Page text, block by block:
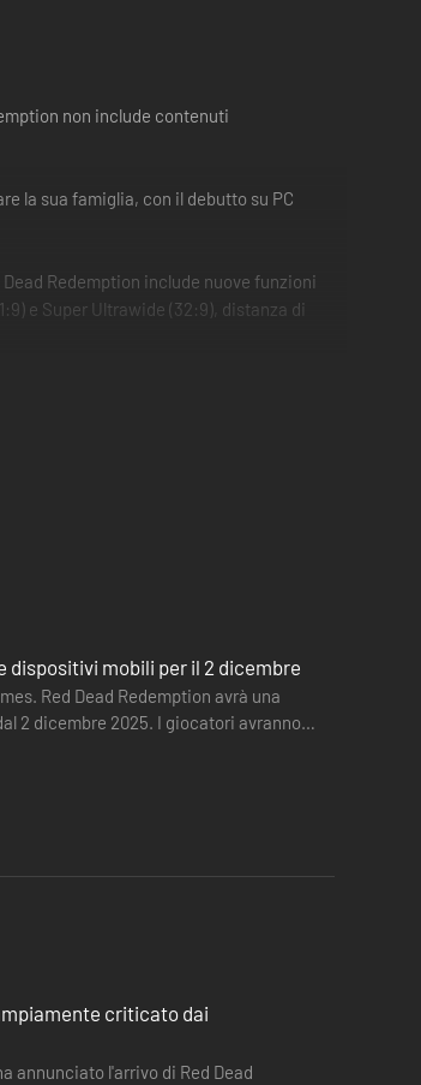
non include contenuti
la sua famiglia, con il debutto su PC
Redemption include nuove funzioni
e Super Ultrawide (32:9), distanza di
dispositivi mobili per il 2 dicembre
Red Dead Redemption avrà una
2 dicembre 2025. I giocatori avranno
criticato dai
annunciato l'arrivo di Red Dead